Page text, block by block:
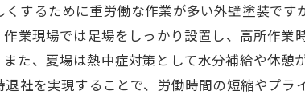
するために重労働な作業が多い外壁塗装です
業現場では足場をしっかり設置し、高所作業
た、夏場は熱中症対策として水分補給や休憩
社を実現することで、労働時間の短縮やプラ